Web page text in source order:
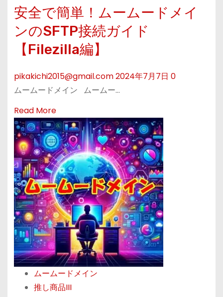
う
！
単
設
定
で
心
！
ー
ム
ー
ド
メ
イ
ン
と
ヘ
テ
ム
ル
の
安全で簡単！ムームードメイ
ンのSFTP接続ガイド
【Filezilla編】
pikakichi2015@gmail.com2024年7月7日 0
ムームードメイン ムームー…
Read MoreR
e
a
d
m
o
r
e
a
b
o
u
t
安
ムームードメイン
推し商品III